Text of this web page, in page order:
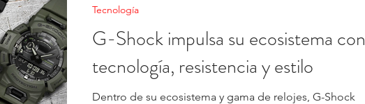
G-Shock impulsa su ecosistema con
tecnología, resistencia y estilo
Dentro de su ecosistema y gama de relojes, G-Shock
Tecnología